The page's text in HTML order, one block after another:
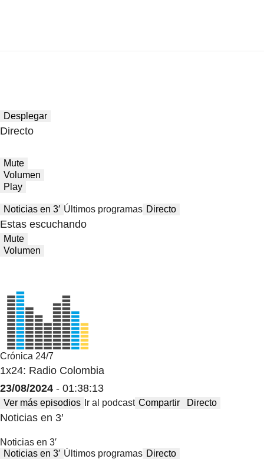
Desplegar
Directo
Mute
Volumen
Play
Noticias en 3′ Últimos programas Directo
Estas escuchando
Mute
Volumen
Crónica 24/7
1x24: Radio Colombia
23/08/2024 - 01:38:13
Ver más episodios Ir al podcast Compartir Directo
Noticias en 3′
Noticias en 3′
Noticias en 3′ Últimos programas Directo